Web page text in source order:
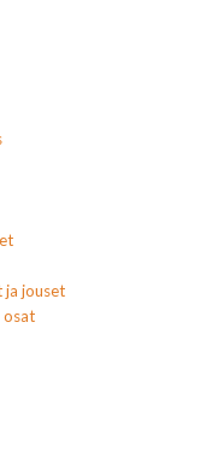
ja jouset
osat